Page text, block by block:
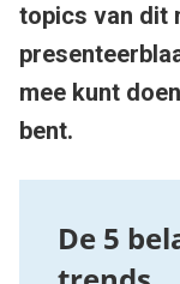
topics van dit
mee kunt
bent.